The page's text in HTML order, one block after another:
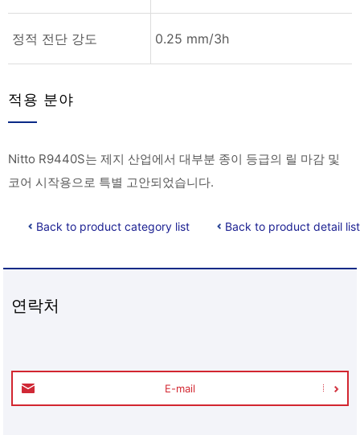
정적 전단 강도 0.25 mm/3h
적용 분야
Nitto R9440S는 제지 산업에서 대부분 종이 등급의 릴 마감 및
코어 시작용으로 특별 고안되었습니다.
Back to product category list Back to product detail list
연락처
E-mail